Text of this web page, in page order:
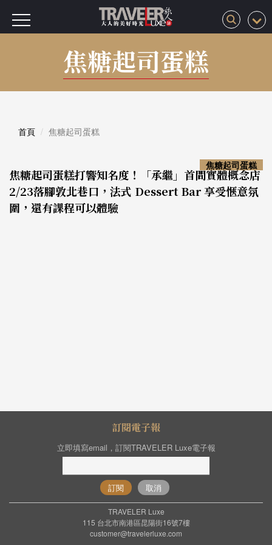
焦糖起司蛋糕
首頁 焦糖起司蛋糕
焦糖起司蛋糕打響知名度！「承繼」首間實體概念店
2/23落腳敦北巷口，法式 Dessert Bar 享受愜意氛
圍，還有課程可以體驗
焦糖起司蛋糕
訂閱電子報
立即填寫email，訂閱TRAVELER Luxe電子報
訂閱 取消
TRAVELER Luxe
115 台北市南港區昆陽街16號7樓
customer@travelerluxe.com